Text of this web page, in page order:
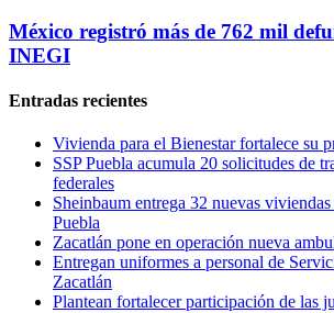
México registró más de 762 mil
INEGI
Entradas recientes
Vivienda para el Bienestar fortalece su
SSP Puebla acumula 20 solicitudes de
federales
Sheinbaum entrega 32 nuevas
Puebla
Zacatlán pone en operación nueva
Entregan uniformes a personal de
Zacatlán
Plantean fortalecer participación de las